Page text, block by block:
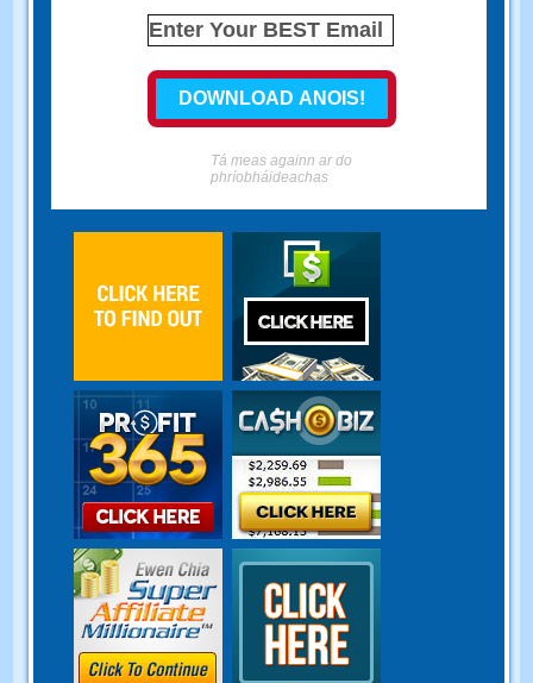
Tá meas againn ar do
phríobháideachas